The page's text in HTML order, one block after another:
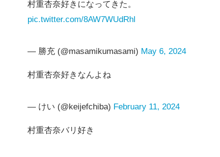
村重杏奈好きになってきた。
pic.twitter.com/8AW7WUdRhl
— 勝充 (@masamikumasami) May 6, 2024
村重杏奈好きなんよね
— けい (@keijefchiba) February 11, 2024
村重杏奈バリ好き